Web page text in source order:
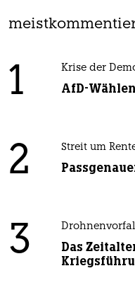
1 Krise der
AfD-
2 Streit um
3
Das